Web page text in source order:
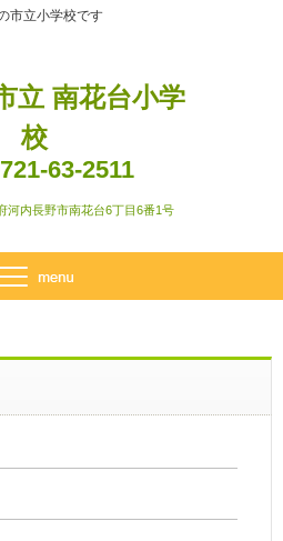
立 南花台小学
校
市立小学校です
63-2511
内長野市南花台6丁目6番1号